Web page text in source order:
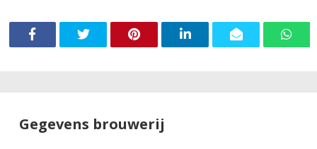
Gegevens brouwerij